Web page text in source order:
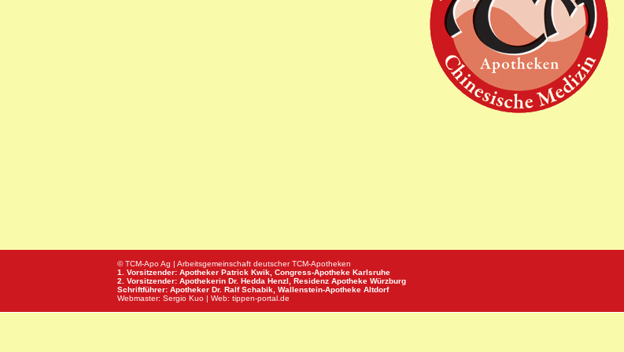
© TCM-Apo Ag | Arbeitsgemeinschaft deutscher TCM-Apotheken
1. Vorsitzender: Apotheker Patrick Kwik, Congress-Apotheke Karlsruhe
2. Vorsitzender: Apothekerin Dr. Hedda Henzl, Residenz Apotheke Würzburg
Schriftführer: Apotheker Dr. Ralf Schabik, Wallenstein-Apotheke Altdorf
Webmaster: Sergio Kuo | Web: tippen-portal.de